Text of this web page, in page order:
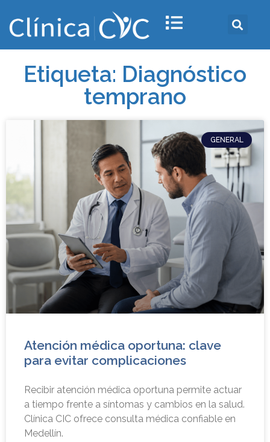
Etiqueta: Diagnóstico
temprano
GENERAL
Atención médica oportuna: clave
para evitar complicaciones
Recibir atención médica oportuna permite actuar
a tiempo frente a síntomas y cambios en la salud.
Clínica CIC ofrece consulta médica confiable en
Medellín.